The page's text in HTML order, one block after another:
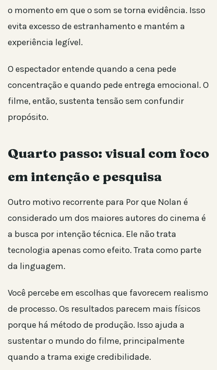
o momento em que o som se torna evidência. Isso
evita excesso de estranhamento e mantém a
experiência legível.
O espectador entende quando a cena pede
concentração e quando pede entrega emocional. O
filme, então, sustenta tensão sem confundir
propósito.
Quarto passo: visual com foco
em intenção e pesquisa
Outro motivo recorrente para Por que Nolan é
considerado um dos maiores autores do cinema é
a busca por intenção técnica. Ele não trata
tecnologia apenas como efeito. Trata como parte
da linguagem.
Você percebe em escolhas que favorecem realismo
de processo. Os resultados parecem mais físicos
porque há método de produção. Isso ajuda a
sustentar o mundo do filme, principalmente
quando a trama exige credibilidade.